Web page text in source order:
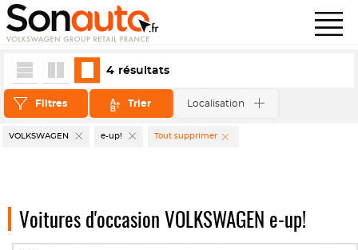
VOLKSWAGEN e-up! Tout supprimer
Filtres Trier Localisation
4 résultats
Voitures d'occasion VOLKSWAGEN e-up!